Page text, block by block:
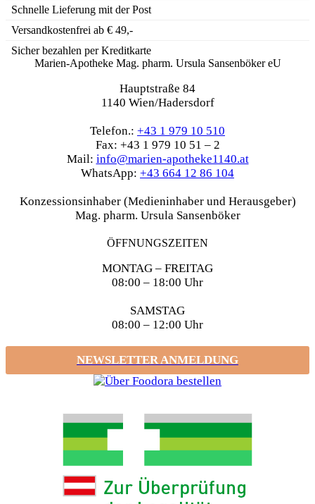
Schnelle Lieferung mit der Post
Versandkostenfrei ab € 49,-
Sicher bezahlen per Kreditkarte
Marien-Apotheke Mag. pharm. Ursula Sansenböker eU
Hauptstraße 84
1140 Wien/Hadersdorf
Telefon.: +43 1 979 10 510
Fax: +43 1 979 10 51 – 2
Mail: info@marien-apotheke1140.at
WhatsApp: +43 664 12 86 104
Konzessionsinhaber (Medieninhaber und Herausgeber)
Mag. pharm. Ursula Sansenböker
ÖFFNUNGSZEITEN
MONTAG – FREITAG
08:00 – 18:00 Uhr
SAMSTAG
08:00 – 12:00 Uhr
NEWSLETTER ANMELDUNG